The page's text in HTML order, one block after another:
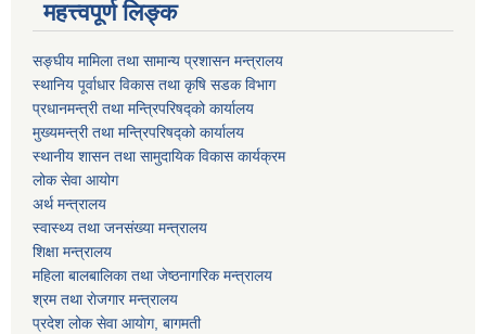
महत्त्वपूर्ण लिङ्क
सङ्घीय मामिला तथा सामान्य प्रशासन मन्त्रालय
स्थानिय पूर्वाधार विकास तथा कृषि सडक विभाग
प्रधानमन्त्री तथा मन्त्रिपरिषद्को कार्यालय
मुख्यमन्त्री तथा मन्त्रिपरिषद्को कार्यालय
स्थानीय शासन तथा सामुदायिक विकास कार्यक्रम
लोक सेवा आयोग
अर्थ मन्त्रालय
स्वास्थ्य तथा जनस‌ंख्या मन्त्रालय
शिक्षा मन्त्रालय
महिला बालबालिका तथा जेष्ठनागरिक मन्त्रालय
श्रम तथा राेजगार मन्त्रालय
प्रदेश लोक सेवा आयाेग, बागमती